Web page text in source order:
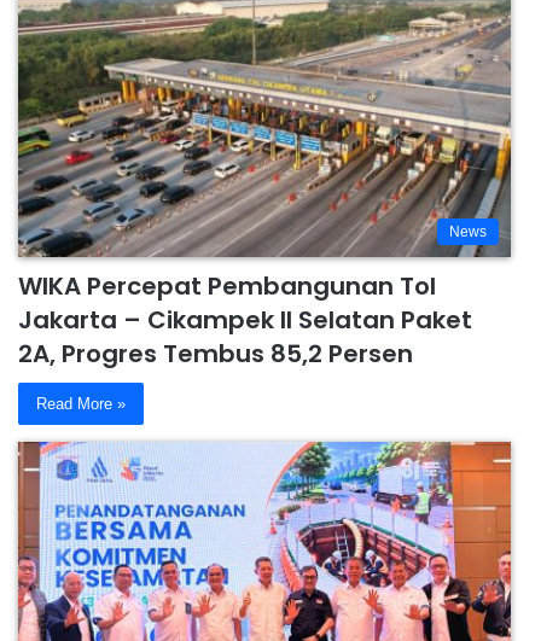
News
WIKA Percepat Pembangunan Tol
Jakarta – Cikampek II Selatan Paket
2A, Progres Tembus 85,2 Persen
Read More »